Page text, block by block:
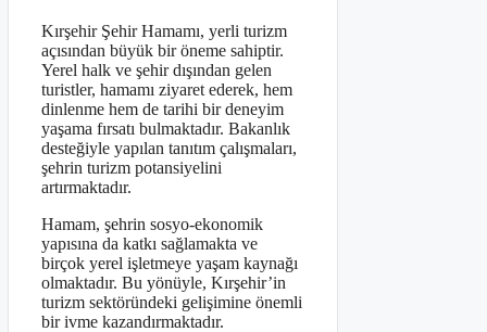
Kırşehir Şehir Hamamı, yerli turizm
açısından büyük bir öneme sahiptir.
Yerel halk ve şehir dışından gelen
turistler, hamamı ziyaret ederek, hem
dinlenme hem de tarihi bir deneyim
yaşama fırsatı bulmaktadır. Bakanlık
desteğiyle yapılan tanıtım çalışmaları,
şehrin turizm potansiyelini
artırmaktadır.
Hamam, şehrin sosyo-ekonomik
yapısına da katkı sağlamakta ve
birçok yerel işletmeye yaşam kaynağı
olmaktadır. Bu yönüyle, Kırşehir’in
turizm sektöründeki gelişimine önemli
bir ivme kazandırmaktadır.